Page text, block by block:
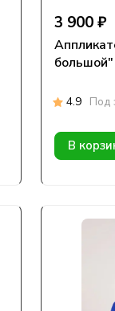
3 900 ₽
4.9 Под
В